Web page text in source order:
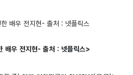
배우 전지현- 출처 : 넷플릭스>